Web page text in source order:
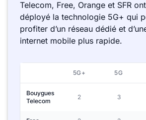
Telecom, Free, Orange et SFR
déployé la technologie 5G+ qui
profiter d’un réseau dédié et
internet mobile plus rapide.
5G+ 5G
Bouygues
Telecom
2 3